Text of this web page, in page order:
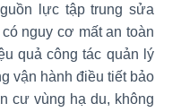
lực tập trung sửa
nguy cơ mất an toàn
quả công tác quản lý
vận hành điều tiết bảo
cư vùng hạ du, không